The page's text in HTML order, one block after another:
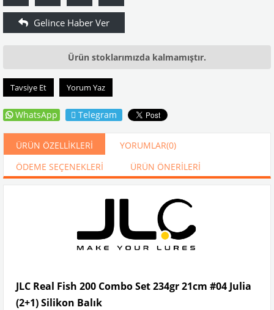
Ürün stoklarımızda kalmamıştır.
Tavsiye Et Yorum Yaz
WhatsApp Telegram
ÜRÜN ÖZELLIKLERI YORUMLAR(0)
ÖDEME SEÇENEKLERI
ÜRÜN ÖNERILERI
JLC Real Fish 200 Combo Set 234gr 21cm #04 Julia
(2+1) Silikon Balık